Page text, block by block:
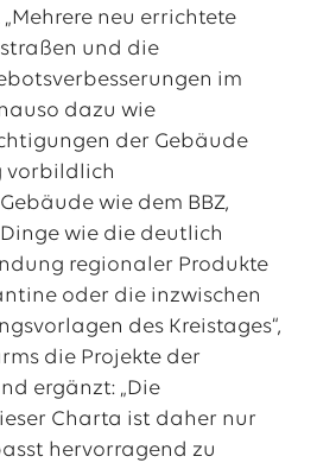
neu errichtete
und die
im
dazu wie
der Gebäude
vorbildlich
wie dem BBZ,
Dinge wie die deutlich
regionaler Produkte
oder die inzwischen
des Kreistages“,
die Projekte der
ergänzt: „Die
Charta ist daher nur
hervorragend zu